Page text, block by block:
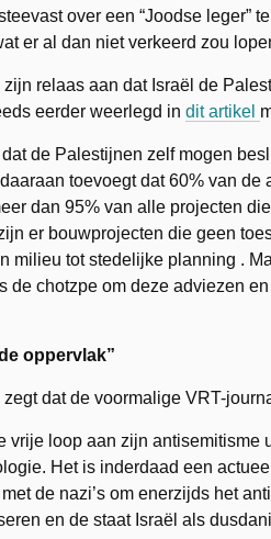
over een “Joodse leger”
er al dan niet verkeerd zou
relaas aan dat Israël de
eerder weerlegd in dit artikel
de Palestijnen zelf mogen
toevoegt dat 60% van
dan 95% van alle projecten
er bouwprojecten die geen
milieu tot stedelijke planning .
de chotzpe om deze adviezen
oppervlak”
dat de voormalige VRT-
vrije loop aan zijn antisemitisme
Het is inderdaad een
de nazi’s om enerzijds het
en de staat Israël als